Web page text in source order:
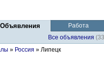
Объявления
Работа
Все объявления
» Россия » Липецк